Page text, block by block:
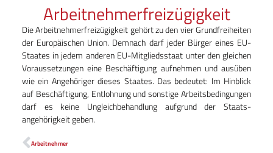
Arbeitnehmerfreizügigkeit
Die Arbeitnehmerfreizügigkeit gehört zu den vier Grundfreiheiten
der Europäischen Union. Demnach darf jeder Bürger eines EU-
Staates in jedem anderen EU-Mitgliedsstaat unter den gleichen
Voraussetzungen eine Beschäftigung aufnehmen und ausüben
wie ein Angehöriger dieses Staates. Das bedeutet: Im Hinblick
auf Beschäftigung, Entlohnung und sonstige Arbeitsbedingungen
darf es keine Ungleichbehandlung aufgrund der Staats­
angehörigkeit geben.
Arbeitnehmer